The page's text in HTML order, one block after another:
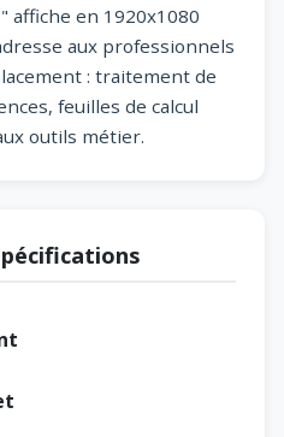
affiche en 1920x1080
aux professionnels
: traitement de
feuilles de calcul
outils métier.